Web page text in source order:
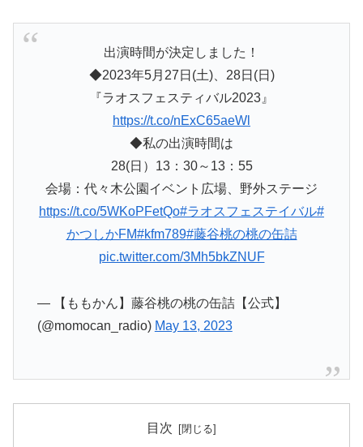
出演時間が決定しました！
◆2023年5月27日(土)、28日(日)
『ラオスフェスティバル2023』
https://t.co/nExC65aeWl
◆私の出演時間は
28(日）13：30～13：55
会場：代々木公園イベント広場、野外ステージ
https://t.co/5WKoPFetQo#ラオスフェステイバル#
かつしかFM#kfm789#藤谷桃の桃の缶詰
pic.twitter.com/3Mh5bkZNUF
— 【ももかん】藤谷桃の桃の缶詰【公式】
(@momocan_radio) May 13, 2023
目次